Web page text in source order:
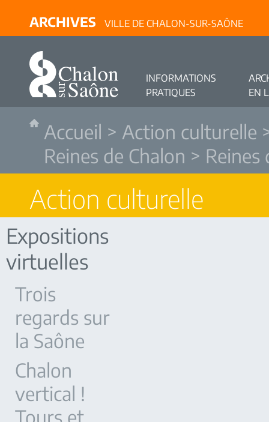
ARCHIVES VILLE DE CHALON-SUR-SAÔNE
INFORMATIONS
PRATIQUES
EN
Accueil > Action culturelle
Reines de Chalon > Reines
Action culturelle
Expositions
virtuelles
Trois
regards sur
la Saône
Chalon
vertical !
Tours et